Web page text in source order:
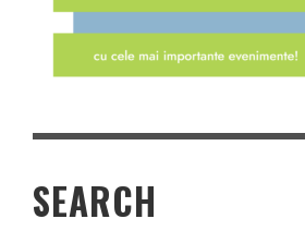
SEARCH